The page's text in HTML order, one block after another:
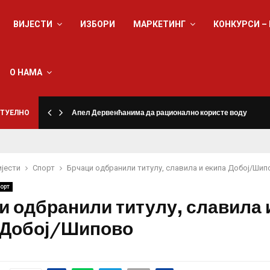
ВИЈЕСТИ ИЗБОРИ МАРКЕТИНГ КОНКУРСИ
О НАМА
Апел Дервенћанима да рационално користе воду
Спорт Брчаци одбранили титулу, славила и екипа Добој/
одбранили титулу, славила
Добој/Шипово